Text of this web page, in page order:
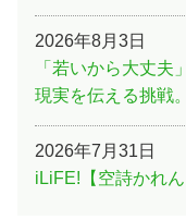
2026年8月3日
「若いから大丈
現実を伝える挑戦。
2026年7月31日
iLiFE!【空詩かれ